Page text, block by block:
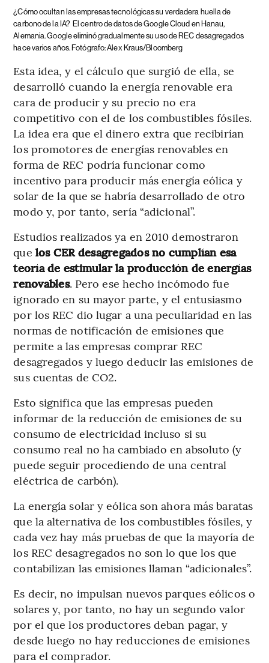
¿Cómo ocultan las empresas tecnológicas su verdadera huella de
carbono de la IA? El centro de datos de Google Cloud en Hanau,
Alemania. Google eliminó gradualmente su uso de REC desagregados
hace varios años. Fotógrafo: Alex Kraus/Bloomberg
Esta idea, y el cálculo que surgió de ella, se
desarrolló cuando la energía renovable era
cara de producir y su precio no era
competitivo con el de los combustibles fósiles.
La idea era que el dinero extra que recibirían
los promotores de energías renovables en
forma de REC podría funcionar como
incentivo para producir más energía eólica y
solar de la que se habría desarrollado de otro
modo y, por tanto, sería “adicional”.
Estudios realizados ya en 2010 demostraron
que los CER desagregados no cumplían esa
teoría de estimular la producción de energías
renovables. Pero ese hecho incómodo fue
ignorado en su mayor parte, y el entusiasmo
por los REC dio lugar a una peculiaridad en las
normas de notificación de emisiones que
permite a las empresas comprar REC
desagregados y luego deducir las emisiones de
sus cuentas de CO2.
Esto significa que las empresas pueden
informar de la reducción de emisiones de su
consumo de electricidad incluso si su
consumo real no ha cambiado en absoluto (y
puede seguir procediendo de una central
eléctrica de carbón).
La energía solar y eólica son ahora más baratas
que la alternativa de los combustibles fósiles, y
cada vez hay más pruebas de que la mayoría de
los REC desagregados no son lo que los que
contabilizan las emisiones llaman “adicionales”.
Es decir, no impulsan nuevos parques eólicos o
solares y, por tanto, no hay un segundo valor
por el que los productores deban pagar, y
desde luego no hay reducciones de emisiones
para el comprador.